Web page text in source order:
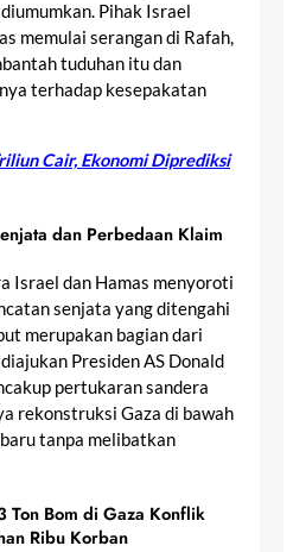
Pihak Israel
memulai serangan di Rafah,
tuduhan itu dan
terhadap kesepakatan
Cair, Ekonomi Diprediksi
dan Perbedaan Klaim
Israel dan Hamas menyoroti
senjata yang ditengahi
merupakan bagian dari
Presiden AS Donald
pertukaran sandera
rekonstruksi Gaza di bawah
tanpa melibatkan
Ton Bom di Gaza Konflik
Ribu Korban